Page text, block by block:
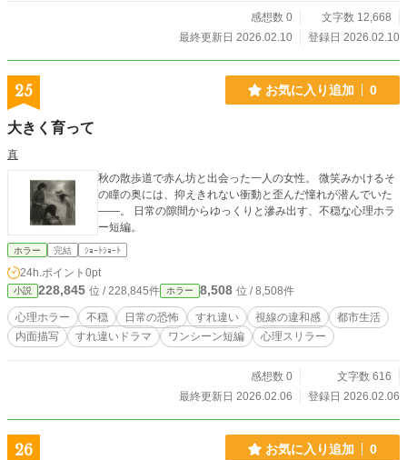
感想数 0
文字数 12,668
最終更新日 2026.02.10
登録日 2026.02.10
25 お気に入り追加 0
大きく育って
真
秋の散歩道で赤ん坊と出会った一人の女性。 微笑みかけるそ
の瞳の奥には、抑えきれない衝動と歪んだ憧れが潜んでいた
――。 日常の隙間からゆっくりと滲み出す、不穏な心理ホラ
ー短編。
ホラー 完結 ｼｮｰﾄｼｮｰﾄ
24h.ポイント 0pt
小説 228,845 位 / 228,845件 ホラー 8,508 位 / 8,508件
心理ホラー 不穏 日常の恐怖 すれ違い 視線の違和感
都市生活
内面描写
すれ違いドラマ ワンシーン短編 心理スリラー
感想数 0
文字数 616
最終更新日 2026.02.06
登録日 2026.02.06
26 お気に入り追加 0